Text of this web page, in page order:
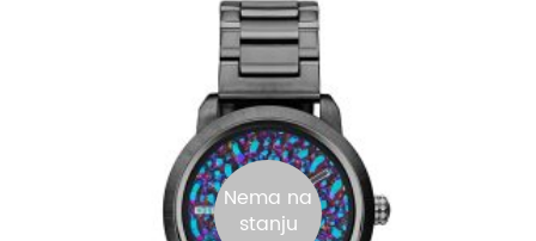
Nema na
stanju